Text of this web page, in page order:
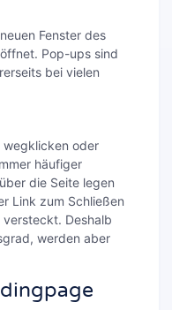
Fenster des
Pop-ups sind
bei vielen
wegklicken oder
häufiger
die Seite legen
Link zum Schließen
versteckt. Deshalb
werden aber